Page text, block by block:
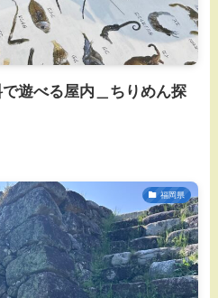
で遊べる屋内＿ちりめん探
福岡県